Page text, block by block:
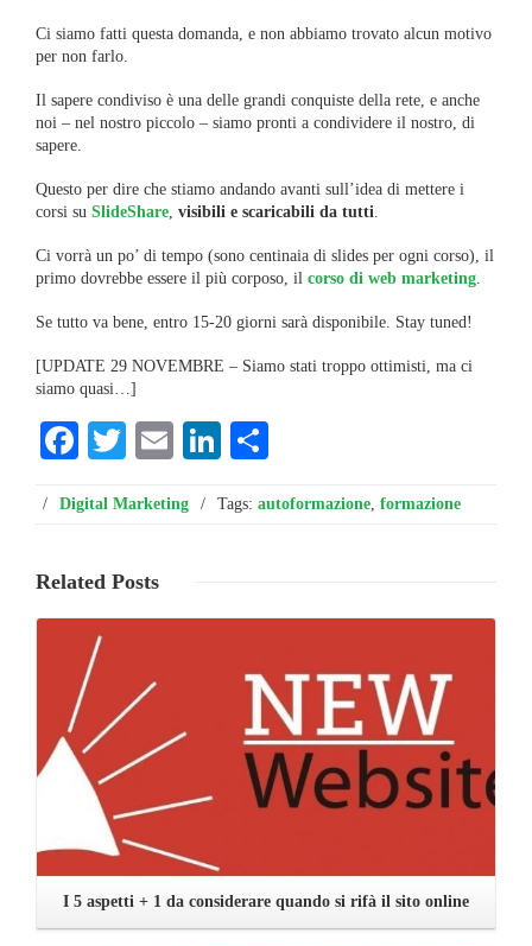
Ci siamo fatti questa domanda, e non abbiamo trovato alcun motivo
per non farlo.
Il sapere condiviso è una delle grandi conquiste della rete, e anche
noi – nel nostro piccolo – siamo pronti a condividere il nostro, di
sapere.
Questo per dire che stiamo andando avanti sull’idea di mettere i
corsi su SlideShare, visibili e scaricabili da tutti.
Ci vorrà un po’ di tempo (sono centinaia di slides per ogni corso), il
primo dovrebbe essere il più corposo, il corso di web marketing.
Se tutto va bene, entro 15-20 giorni sarà disponibile. Stay tuned!
[UPDATE 29 NOVEMBRE – Siamo stati troppo ottimisti, ma ci
siamo quasi…]
Facebook
Twitter
EmailLinkedIn
/ Digital Marketing / Tags: autoformazione, formazione
Related Posts
I 5 aspetti + 1 da considerare quando si rifà il sito online